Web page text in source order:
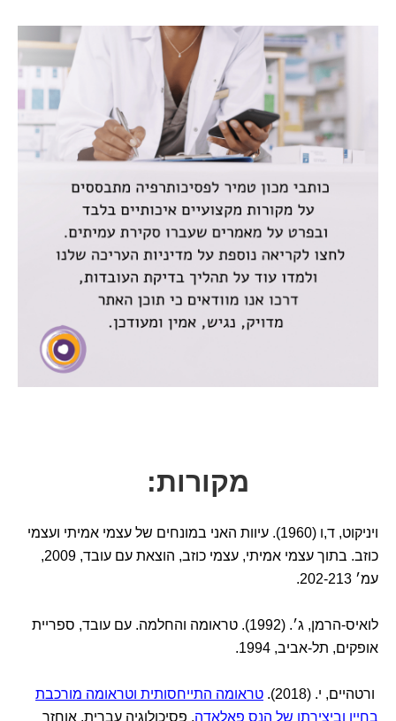
מקורות:
ויניקוט, ד,ו (1960). עיוות האני במונחים של עצמי אמיתי ועצמי
כוזב. בתוך עצמי אמיתי, עצמי כוזב, הוצאת עם עובד, 2009,
עמ׳ 202-213.
לואיס-הרמן, ג׳. (1992). טראומה והחלמה. עם עובד, ספריית
אופקים, תל-אביב, 1994.
ורטהיים, י. (2018).
טראומה התייחסותית וטראומה מורכבת
בחייו וביצירתו של הנס פאלאדה. פסיכולוגיה עברית. אוחזר